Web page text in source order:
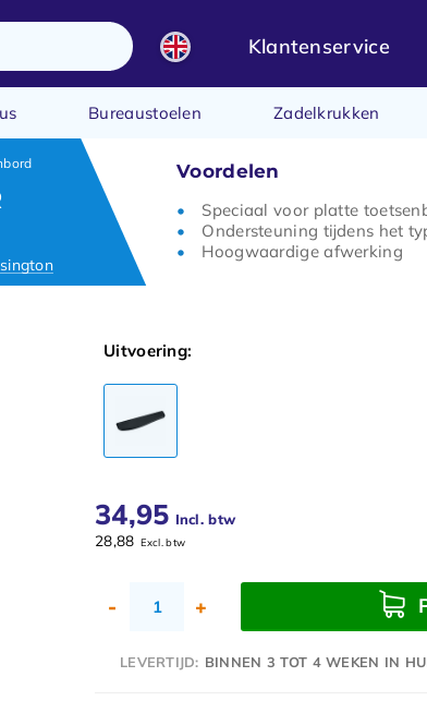
Klantenservice
Bureaustoelen Zadelkrukken
Voordelen
Speciaal voor platte
Ondersteuning tijdens het
Hoogwaardige afwerking
Uitvoering:
34,95 Incl. btw
28,88 Excl. btw
- +
LEVERTIJD: BINNEN 3 TOT 4 WEKEN IN